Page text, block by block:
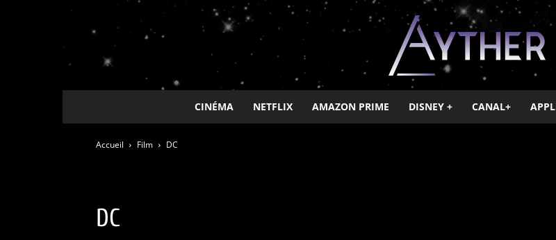
Ayther
CINÉMA NETFLIX AMAZON PRIME DISNEY + CANAL+
Accueil Film DC
DC